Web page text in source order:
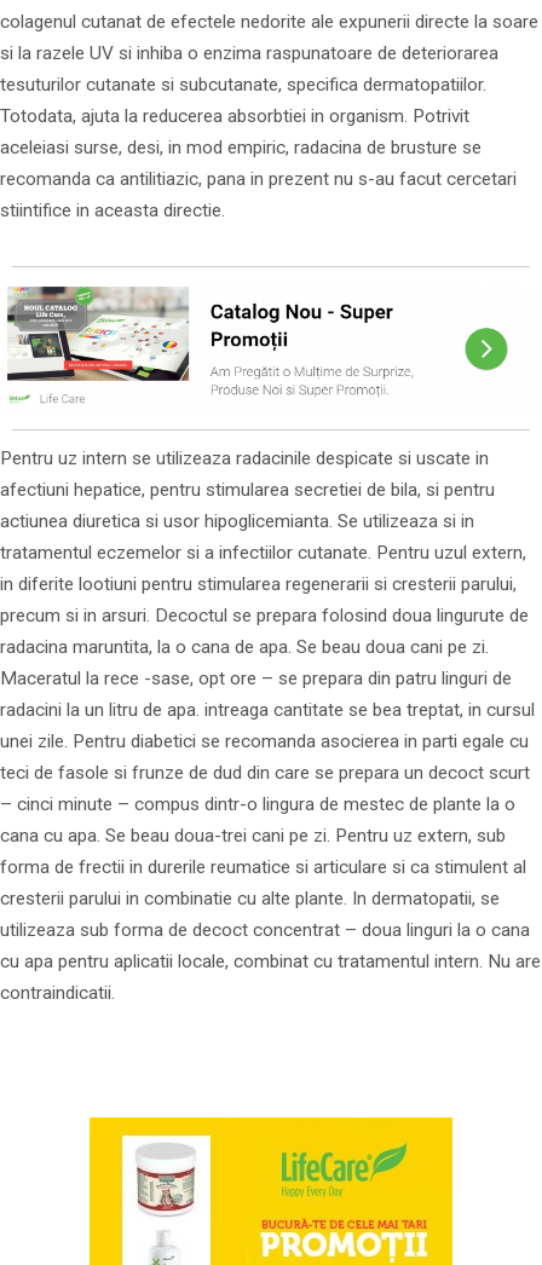
colagenul cutanat de efectele nedorite ale expunerii directe la soare
si la razele UV si inhiba o enzima raspunatoare de deteriorarea
tesuturilor cutanate si subcutanate, specifica dermatopatiilor.
Totodata, ajuta la reducerea absorbtiei in organism. Potrivit
aceleiasi surse, desi, in mod empiric, radacina de brusture se
recomanda ca antilitiazic, pana in prezent nu s-au facut cercetari
stiintifice in aceasta directie.
Pentru uz intern se utilizeaza radacinile despicate si uscate in
afectiuni hepatice, pentru stimularea secretiei de bila, si pentru
actiunea diuretica si usor hipoglicemianta. Se utilizeaza si in
tratamentul eczemelor si a infectiilor cutanate. Pentru uzul extern,
in diferite lootiuni pentru stimularea regenerarii si cresterii parului,
precum si in arsuri. Decoctul se prepara folosind doua lingurute de
radacina maruntita, la o cana de apa. Se beau doua cani pe zi.
Maceratul la rece -sase, opt ore – se prepara din patru linguri de
radacini la un litru de apa. intreaga cantitate se bea treptat, in cursul
unei zile. Pentru diabetici se recomanda asocierea in parti egale cu
teci de fasole si frunze de dud din care se prepara un decoct scurt
– cinci minute – compus dintr-o lingura de mestec de plante la o
cana cu apa. Se beau doua-trei cani pe zi. Pentru uz extern, sub
forma de frectii in durerile reumatice si articulare si ca stimulent al
cresterii parului in combinatie cu alte plante. In dermatopatii, se
utilizeaza sub forma de decoct concentrat – doua linguri la o cana
cu apa pentru aplicatii locale, combinat cu tratamentul intern. Nu are
contraindicatii.